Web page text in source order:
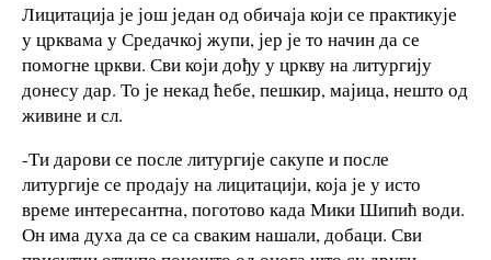
Лицитација је још један од обичаја који се практикује
у црквама у Средачкој жупи, јер је то начин да се
помогне цркви. Сви који дођу у цркву на литургију
донесу дар. То је некад ћебе, пешкир, мајица, нешто од
живине и сл.
-Ти дарови се после литургије сакупе и после
литургије се продају на лицитацији, која је у исто
време интересантна, поготово када Мики Шипић води.
Он има духа да се са сваким нашали, добаци. Сви